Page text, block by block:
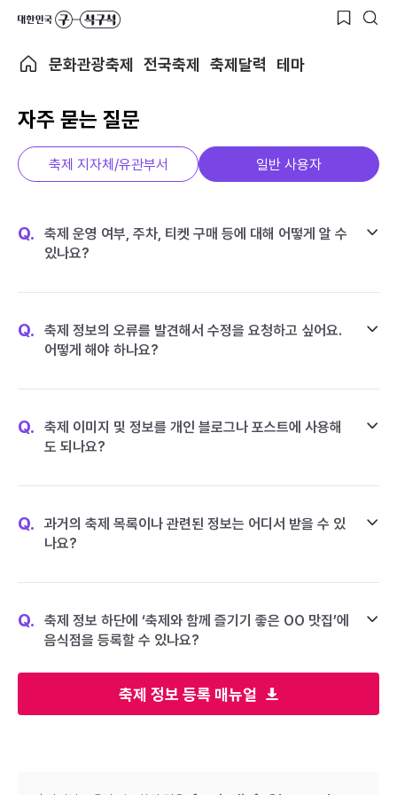
문화관광축제 전국축제 축제달력 테마
자주 묻는 질문
축제 정보 등록 매뉴얼
축제 지자체/유관부서 일반 사용자
Q.
축제 운영 여부, 주차, 티켓 구매 등에 대해 어떻게 알 수
있나요?
Q.
축제 정보의 오류를 발견해서 수정을 요청하고 싶어요.
어떻게 해야 하나요?
Q.
축제 이미지 및 정보를 개인 블로그나 포스트에 사용해
도 되나요?
Q.
과거의 축제 목록이나 관련된 정보는 어디서 받을 수 있
나요?
Q.
축제 정보 하단에 ‘축제와 함께 즐기기 좋은 OO 맛집’에
음식점을 등록할 수 있나요?